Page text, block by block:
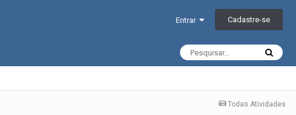
Entrar Cadastre-se
Todas Atividades